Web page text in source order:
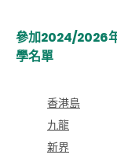
參加2024/2026
學名單
香港島
九龍
新界